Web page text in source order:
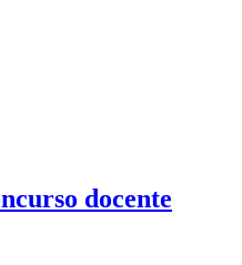
docente